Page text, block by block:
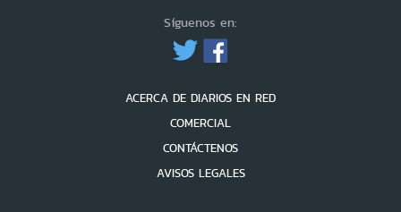
Síguenos en:
ACERCA DE DIARIOS EN RED
COMERCIAL
CONTÁCTENOS
AVISOS LEGALES